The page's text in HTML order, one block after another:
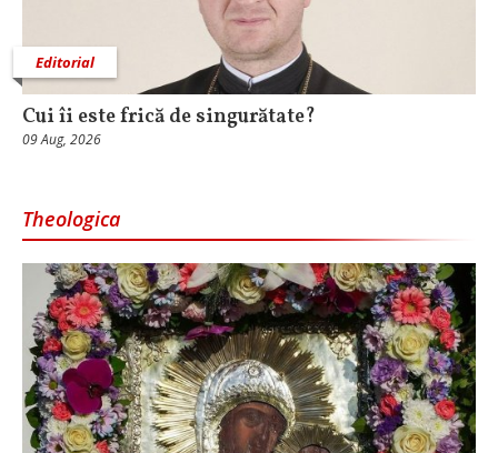
Editorial
Cui îi este frică de singurătate?
09 Aug, 2026
Theologica